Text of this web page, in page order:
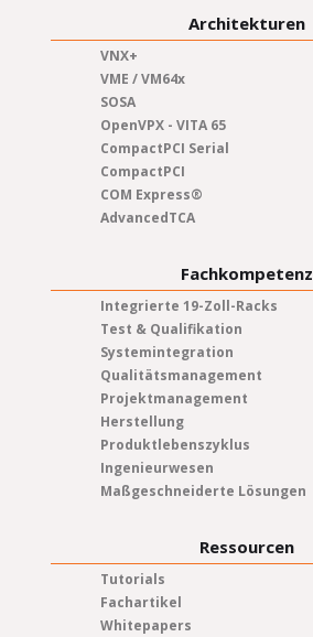
Architekturen
VNX+
VME / VM64x
SOSA
OpenVPX - VITA 65
CompactPCI Serial
CompactPCI
COM Express®
AdvancedTCA
Fachkompetenz
Integrierte 19-Zoll-Racks
Test & Qualifikation
Systemintegration
Qualitätsmanagement
Projektmanagement
Herstellung
Produktlebenszyklus
Ingenieurwesen
Maßgeschneiderte Lösungen
Ressourcen
Tutorials
Fachartikel
Whitepapers